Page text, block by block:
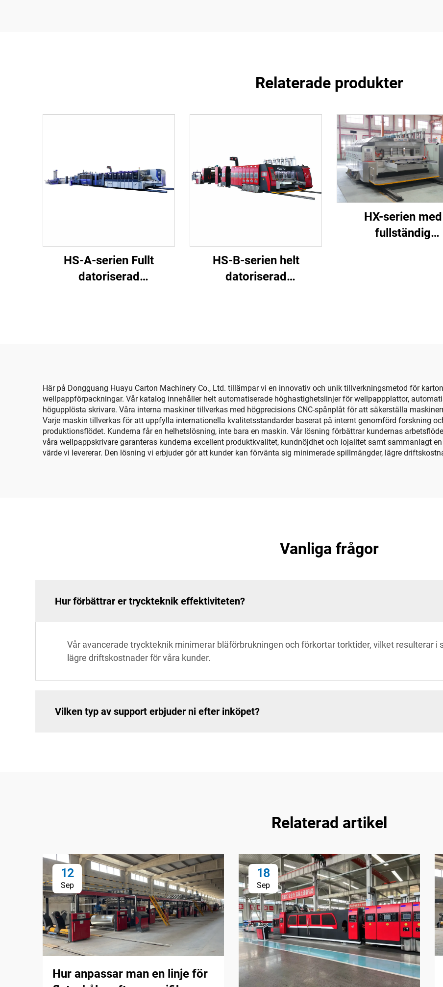
Relaterade produkter
HS-A-serien Fullt
datoriserad
HS-B-serien helt
datoriserad
HX-serien med
fullständig
Här på Dongguang Huayu Carton Machinery Co., Ltd. tillämpar vi en innovativ och unik tillverkningsmetod för
wellpappförpackningar. Vår katalog innehåller helt automatiserade höghastighetslinjer för wellpappplattor,
högupplösta skrivare. Våra interna maskiner tillverkas med högprecisions CNC-spånplåt för att säkerställa
Varje maskin tillverkas för att uppfylla internationella kvalitetsstandarder baserat på internt genomförd forskning
produktionsflödet. Kunderna får en helhetslösning, inte bara en maskin. Vår lösning förbättrar kundernas
våra wellpappskrivare garanteras kunderna excellent produktkvalitet, kundnöjdhet och lojalitet samt sammanlagt
värde vi levererar. Den lösning vi erbjuder gör att kunder kan förvänta sig minimerade spillmängder, lägre
Vanliga frågor
Hur förbättrar er tryckteknik effektiviteten?
Vår avancerade tryckteknik minimerar bläförbrukningen och förkortar torktider, vilket resulterar i
lägre driftskostnader för våra kunder.
Vilken typ av support erbjuder ni efter inköpet?
Relaterad artikel
12
Sep
Hur anpassar man en linje för
18
Sep